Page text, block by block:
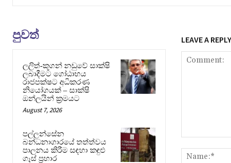
පුවත්
ලලිත්-කූගන් නඩුවේ සාක්ෂි
ලබාදීමට ගෝඨාභය
රාජපක්ෂට අධිකරණ
නියෝගයක් – සාක්ෂි
ඔන්ලයින් ක්‍රමයට
August 7, 2026
පල්ලන්සේන
බන්ධනාගාරයේ තත්ත්වය
පාලනය කිරීම සඳහා කඳුළු
ගෑස් ප්‍රහාර
LEAVE A REPLY